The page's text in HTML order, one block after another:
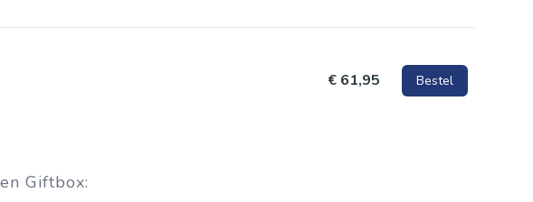
€ 61,95 Bestel
Giftbox: